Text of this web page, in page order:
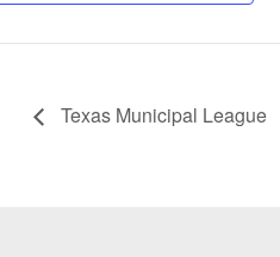
Texas Municipal League